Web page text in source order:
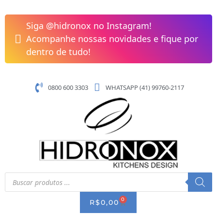
para
conteúdo
Siga @hidronox no Instagram!
Acompanhe nossas novidades e fique por
dentro de tudo!
0800 600 3303 WHATSAPP (41) 99760-2117
Pesquisar
produtos
R$0,00 0 CART